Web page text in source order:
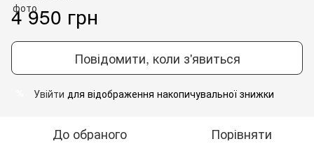
4 950 грн
Повідомити, коли з'явиться
Увійти для відображення накопичувальної знижки
До обраного Порівняти